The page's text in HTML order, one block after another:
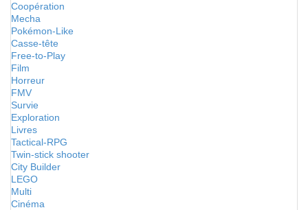
Coopération
Mecha
Pokémon-Like
Casse-tête
Free-to-Play
Film
Horreur
FMV
Survie
Exploration
Livres
Tactical-RPG
Twin-stick shooter
City Builder
LEGO
Multi
Cinéma